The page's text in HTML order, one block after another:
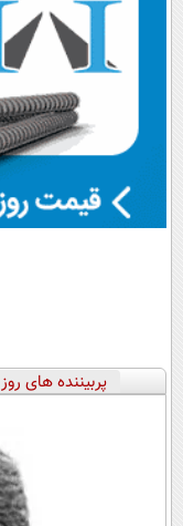
پربیننده های روز